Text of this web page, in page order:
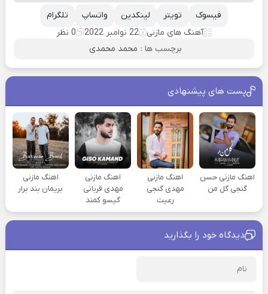
تلگرام واتساپ لینکدین تویتر
فیسوک
آهنگ های مازنی
22 نوامبر 2022
0 نظر
برچسب ها : محمد محمدی
پست های پیشنهادی
اهنگ مازنی حسن
گنجی گل من
اهنگ مازنی
مهدی گنجی
رعیت
اهنگ مازنی
مهدی قربانی
گیسو کمند
اهنگ مازنی
بریمان بند برار
دیدگاه خود را بگذارید